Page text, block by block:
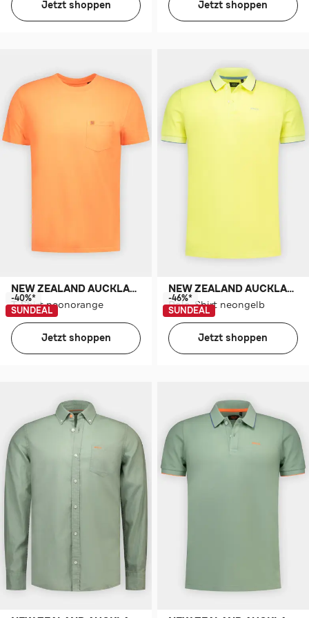
Jetzt shoppen Jetzt shoppen
NEW ZEALAND AUCKLAND
T-Shirt neonorange
-40%*
SUNDEAL
Jetzt shoppen
NEW ZEALAND AUCKLAND
Polo-Shirt neongelb
-46%*
SUNDEAL
Jetzt shoppen